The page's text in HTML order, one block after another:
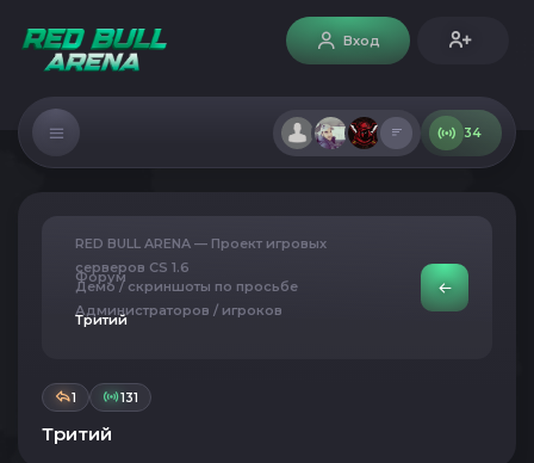
Вход
34
RED BULL ARENA — Проект игровых
серверов CS 1.6
Форум
Демо / скриншоты по просьбе
Администраторов / игроков
Тритий
1 131
Тритий